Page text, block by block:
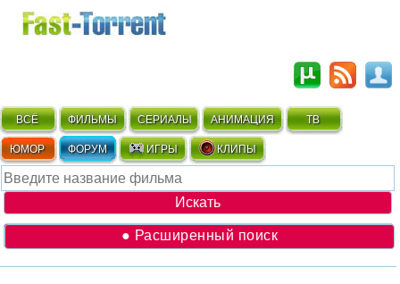
ВСЁ ФИЛЬМЫ СЕРИАЛЫ АНИМАЦИЯ ТВ
ЮМОР ФОРУМ ИГРЫ КЛИПЫ
● Расширенный поиск